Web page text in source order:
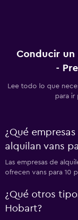
Conducir
-
Lee todo lo que
para ir
¿Qué
alquilan vans
Las empresas de
ofrecen vans para 10
¿Qué otros
Hobart?